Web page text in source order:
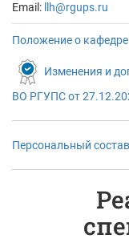
Email:
llh@rgups.ru
Положение о
Изменения и
ВО РГУПС от
Персональный